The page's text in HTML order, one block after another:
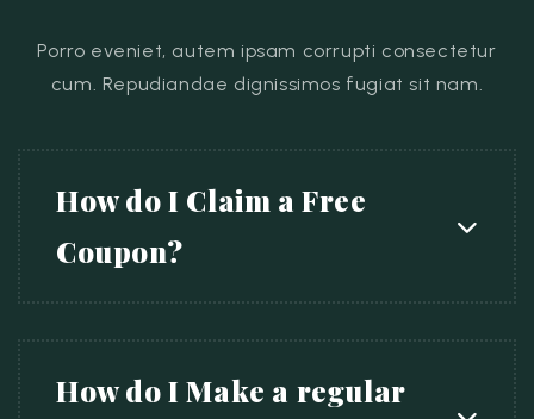
Porro eveniet, autem ipsam corrupti consectetur
cum. Repudiandae dignissimos fugiat sit nam.
How do I Claim a Free
Coupon?
How do I Make a regular